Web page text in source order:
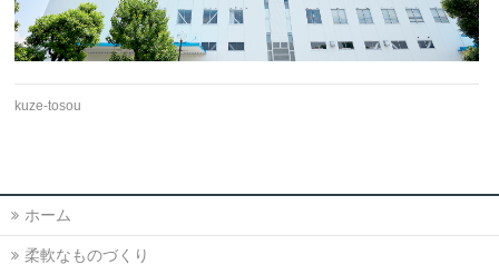
kuze-tosou
ホーム
柔軟なものづくり